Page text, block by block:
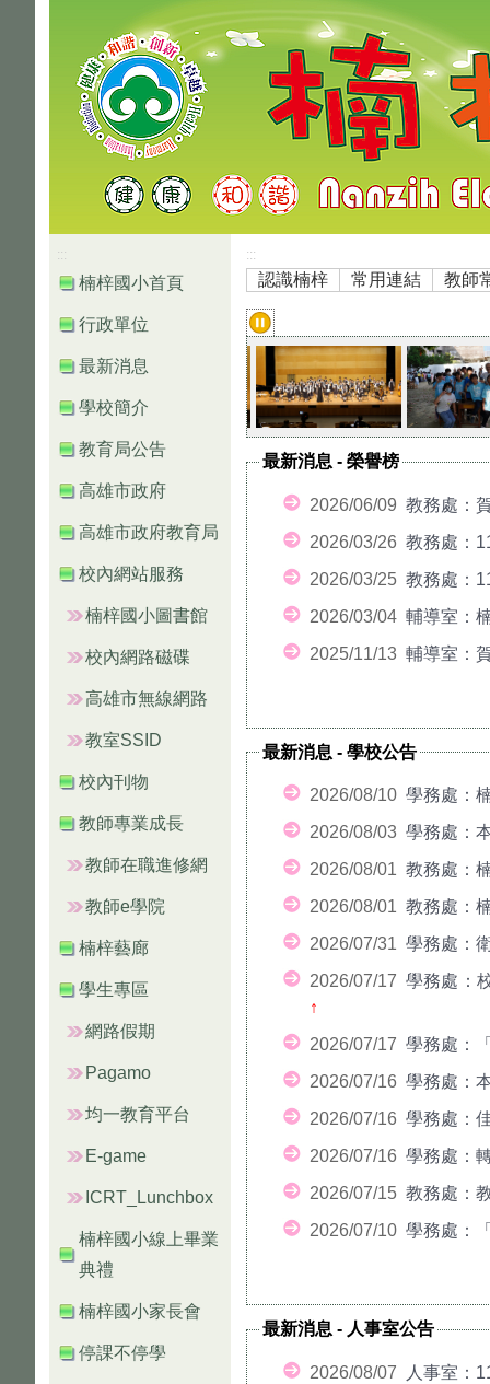
高雄市楠梓區楠梓國小
:::
楠梓國小首頁
行政單位
最新消息
學校簡介
教育局公告
高雄市政府
高雄市政府教育局
校內網站服務
楠梓國小圖書館
校內網路磁碟
高雄市無線網路
教室SSID
校內刊物
教師專業成長
教師在職進修網
教師e學院
楠梓藝廊
學生專區
網路假期
Pagamo
均一教育平台
E-game
ICRT_Lunchbox
楠梓國小線上畢業
典禮
楠梓國小家長會
停課不停學
:::
認識楠梓 常用連結 教師
最新消息 - 榮譽榜
2026/06/09 教務處：
2026/03/26 教務處：
2026/03/25 教務處：
2026/03/04 輔導室：
2025/11/13 輔導室：
最新消息 - 學校公告
2026/08/10 學務處：
2026/08/03 學務處：
2026/08/01 教務處：
2026/08/01 教務處：
2026/07/31 學務處：
2026/07/17 學務處：
↑
2026/07/17 學務處：
2026/07/16 學務處：
2026/07/16 學務處：
2026/07/16 學務處：
2026/07/15 教務處：
2026/07/10 學務處：
最新消息 - 人事室公告
2026/08/07
人事室：